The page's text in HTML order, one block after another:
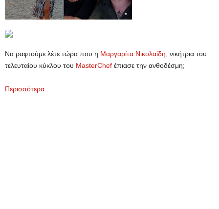
Να ραφτούμε λέτε τώρα που η Μαργαρίτα Νικολαΐδη , νικήτρια του
τελευταίου κύκλου του MasterChef έπιασε την ανθοδέσμη;
Περισσότερα…